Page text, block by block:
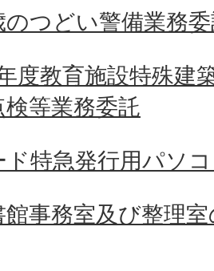
のつどい警備業務
度教育施設特殊建
等業務委託
ド特急発行用パソ
館事務室及び整理